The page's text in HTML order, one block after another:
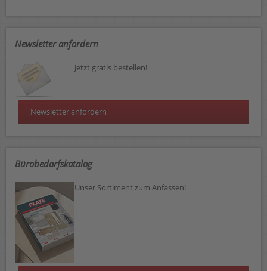
Newsletter anfordern
Jetzt gratis bestellen!
Newsletter anfordern
Bürobedarfskatalog
Unser Sortiment zum Anfassen!